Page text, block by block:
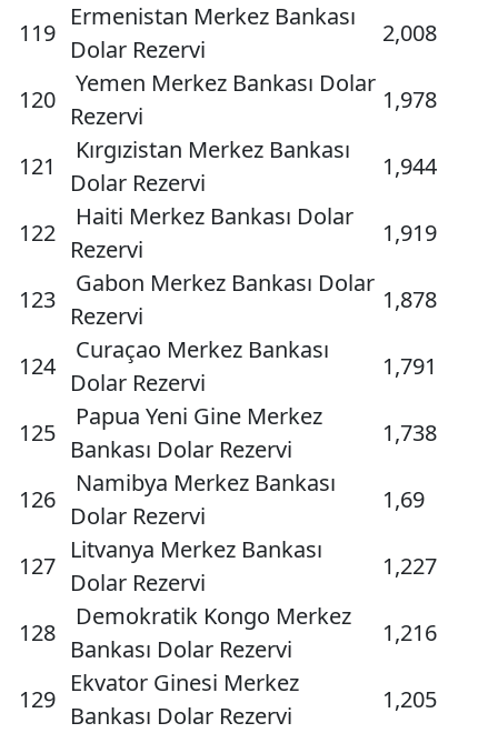
119
Ermenistan Merkez Bankası
Dolar Rezervi
2,008
120
Yemen Merkez Bankası Dolar
Rezervi
1,978
121
Kırgızistan Merkez Bankası
Dolar Rezervi
1,944
122
Haiti Merkez Bankası Dolar
Rezervi
1,919
123
Gabon Merkez Bankası Dolar
Rezervi
1,878
124
Curaçao Merkez Bankası
Dolar Rezervi
1,791
125
Papua Yeni Gine Merkez
Bankası Dolar Rezervi
1,738
126
Namibya Merkez Bankası
Dolar Rezervi
1,69
127
Litvanya Merkez Bankası
Dolar Rezervi
1,227
128
Demokratik Kongo Merkez
Bankası Dolar Rezervi
1,216
129
Ekvator Ginesi Merkez
Bankası Dolar Rezervi
1,205